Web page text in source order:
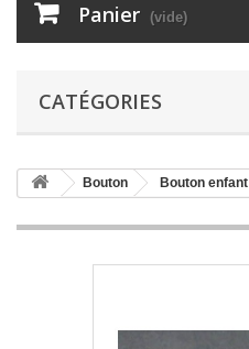
Panier (vide)
CATÉGORIES
Bouton Bouton enfant